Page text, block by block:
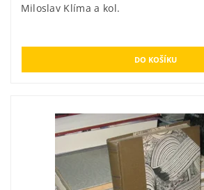
Miloslav Klíma a kol.